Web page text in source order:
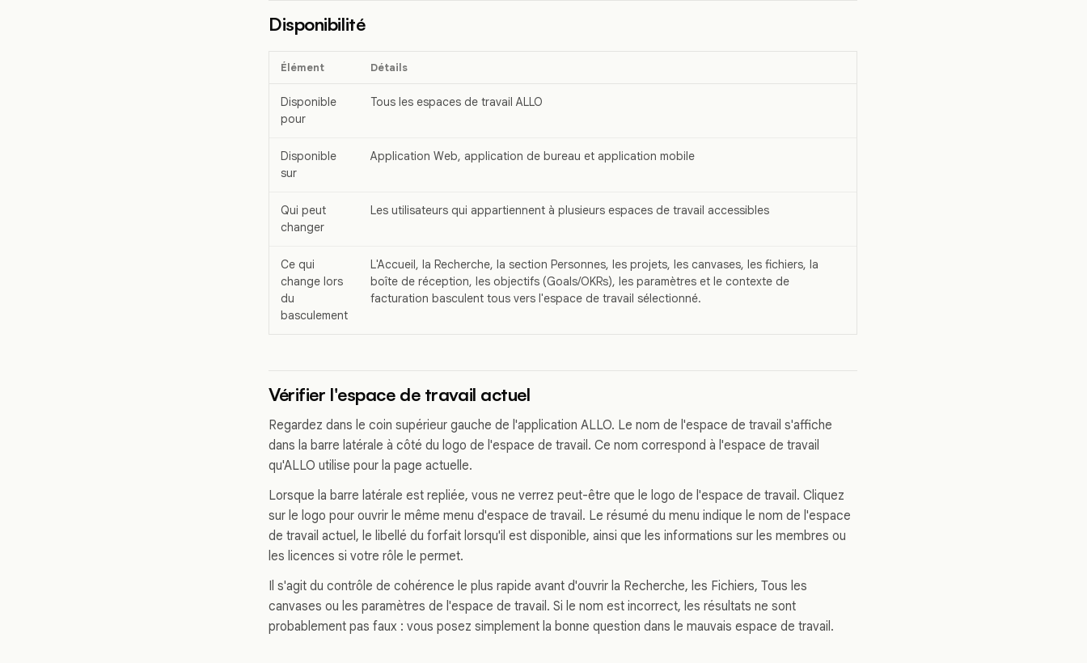
Disponibilité
Élément Détails
Disponible
pour
Tous les espaces de travail ALLO
Disponible
sur
Application Web, application de bureau et application mobile
Qui peut
changer
Les utilisateurs qui appartiennent à plusieurs espaces de travail accessibles
Ce qui
change lors
du
basculement
L'Accueil, la Recherche, la section Personnes, les projets, les canvases, les fichiers, la
boîte de réception, les objectifs (Goals/OKRs), les paramètres et le contexte de
facturation basculent tous vers l'espace de travail sélectionné.
Vérifier l'espace de travail actuel
Regardez dans le coin supérieur gauche de l'application ALLO. Le nom de l'espace de travail s'affiche
dans la barre latérale à côté du logo de l'espace de travail. Ce nom correspond à l'espace de travail
qu'ALLO utilise pour la page actuelle.
Lorsque la barre latérale est repliée, vous ne verrez peut-être que le logo de l'espace de travail. Cliquez
sur le logo pour ouvrir le même menu d'espace de travail. Le résumé du menu indique le nom de l'espace
de travail actuel, le libellé du forfait lorsqu'il est disponible, ainsi que les informations sur les membres ou
les licences si votre rôle le permet.
Il s'agit du contrôle de cohérence le plus rapide avant d'ouvrir la Recherche, les Fichiers, Tous les
canvases ou les paramètres de l'espace de travail. Si le nom est incorrect, les résultats ne sont
probablement pas faux : vous posez simplement la bonne question dans le mauvais espace de travail.